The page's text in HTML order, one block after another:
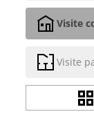
Visite
Visite